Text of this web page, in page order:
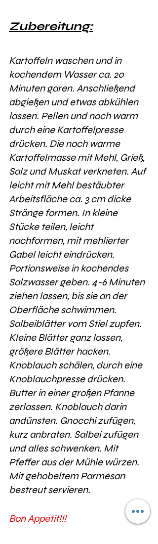
Zubereitung:
Kartoffeln waschen und in
kochendem Wasser ca. 20
Minuten garen. Anschließend
abgießen und etwas abkühlen
lassen. Pellen und noch warm
durch eine Kartoffelpresse
drücken. Die noch warme
Kartoffelmasse mit Mehl, Grieß,
Salz und Muskat verkneten. Auf
leicht mit Mehl bestäubter
Arbeitsfläche ca. 3 cm dicke
Stränge formen. In kleine
Stücke teilen, leicht
nachformen, mit mehlierter
Gabel leicht eindrücken.
Portionsweise in kochendes
Salzwasser geben. 4-6 Minuten
ziehen lassen, bis sie an der
Oberfläche schwimmen.
Salbeiblätter vom Stiel zupfen.
Kleine Blätter ganz lassen,
größere Blätter hacken.
Knoblauch schälen, durch eine
Knoblauchpresse drücken.
Butter in einer großen Pfanne
zerlassen. Knoblauch darin
andünsten. Gnocchi zufügen,
kurz anbraten. Salbei zufügen
und alles schwenken. Mit
Pfeffer aus der Mühle würzen.
Mit gehobeltem Parmesan
bestreut servieren.
Bon Appetit!!!